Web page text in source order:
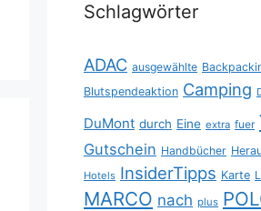
Schlagwörter
ADAC ausgewählte
Blutspendeaktion Camping
DuMont durch Eine extra fuer
Gutschein Handbücher
Hotels InsiderTipps Karte
MARCO nach plus